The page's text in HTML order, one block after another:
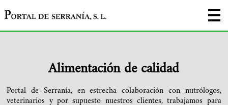
CONOCENOS
CONÓCENOS
GRANJA LECHERA
YEGUADA
Portal de Serranía,
Alimentación de calidad
Portal de Serranía, en estrecha colaboración con nutrólogos,
veterinarios y por supuesto nuestros clientes, trabajamos para